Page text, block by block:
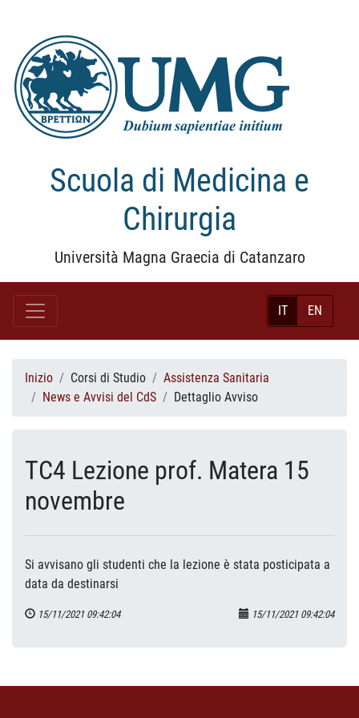
Scuola di Medicina e
Chirurgia
Università Magna Graecia di Catanzaro
IT EN
Inizio Corsi di Studio
Assistenza Sanitaria
News e Avvisi del CdS
Dettaglio Avviso
TC4 Lezione prof. Matera 15
novembre
Si avvisano gli studenti che la lezione è stata posticipata a
data da destinarsi
15/11/2021 09:42:04 15/11/2021 09:42:04